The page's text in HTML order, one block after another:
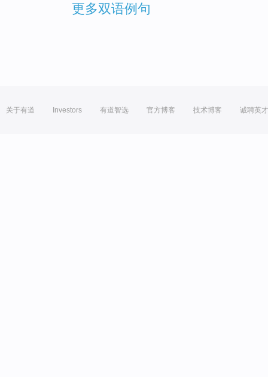
更多双语例句
关于有道 Investors 有道智选 官方博客 技术博客 诚聘英才